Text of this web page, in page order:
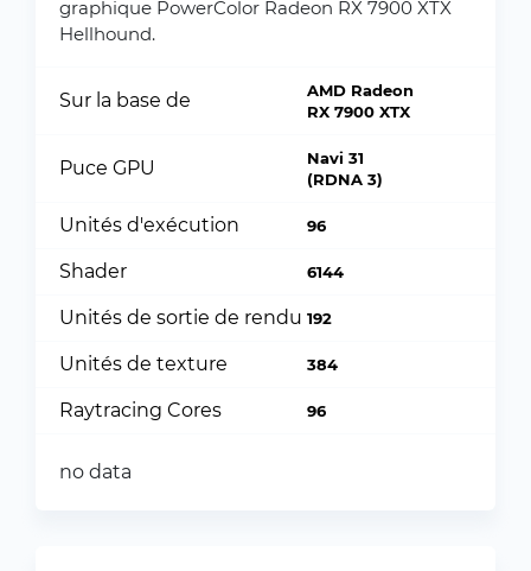
graphique PowerColor Radeon RX 7900 XTX
Hellhound.
Sur la base de
AMD Radeon
RX 7900 XTX
Puce GPU
Navi 31
(RDNA 3)
Unités d'exécution 96
Shader 6144
Unités de sortie de rendu 192
Unités de texture 384
Raytracing Cores 96
no data